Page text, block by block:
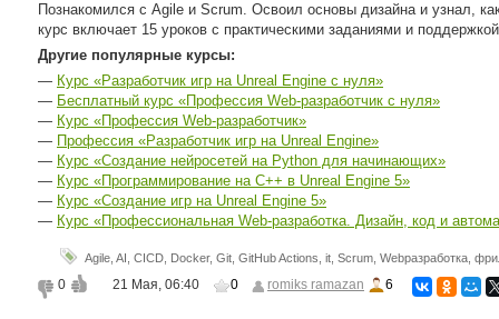
Познакомился с Agile и Scrum. Освоил основы дизайна и узнал,
курс включает 15 уроков с практическими заданиями и
Другие популярные курсы:
— Курс «Разработчик игр на Unreal Engine с нуля»
— Бесплатный курс «Профессия Web-разработчик с нуля»
— Курс «Профессия Web-разработчик»
— Профессия «Разработчик игр на Unreal Engine»
— Курс «Создание нейросетей на Python для начинающих»
— Курс «Программирование на C++ в Unreal Engine 5»
— Курс «Создание игр на Unreal Engine 5»
— Курс «Профессиональная Web-разработка. Дизайн, код и
Agile AI CICD Docker, Git GitHub Actions it Scrum Webразработка
0 21 Мая, 06:40 0 romiks ramazan 6